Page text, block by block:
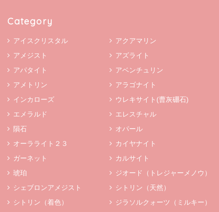
Category
アイスクリスタル
アクアマリン
アメジスト
アズライト
アパタイト
アベンチュリン
アメトリン
アラゴナイト
インカローズ
ウレキサイト(曹灰硼石)
エメラルド
エレスチャル
隕石
オパール
オーラライト２３
カイヤナイト
ガーネット
カルサイト
琥珀
ジオード（トレジャーメノウ）
シェブロンアメジスト
シトリン（天然）
シトリン（着色）
ジラソルクォーツ（ミルキー）